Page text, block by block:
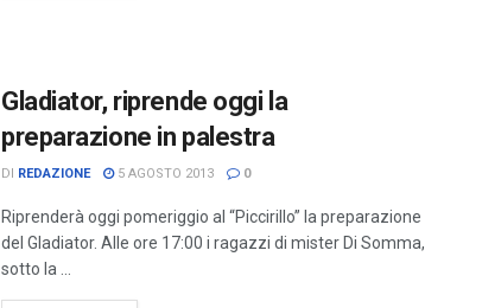
Gladiator, riprende oggi la
preparazione in palestra
DI REDAZIONE 5 AGOSTO 2013 0
Riprenderà oggi pomeriggio al “Piccirillo” la preparazione
del Gladiator. Alle ore 17:00 i ragazzi di mister Di Somma,
sotto la ...